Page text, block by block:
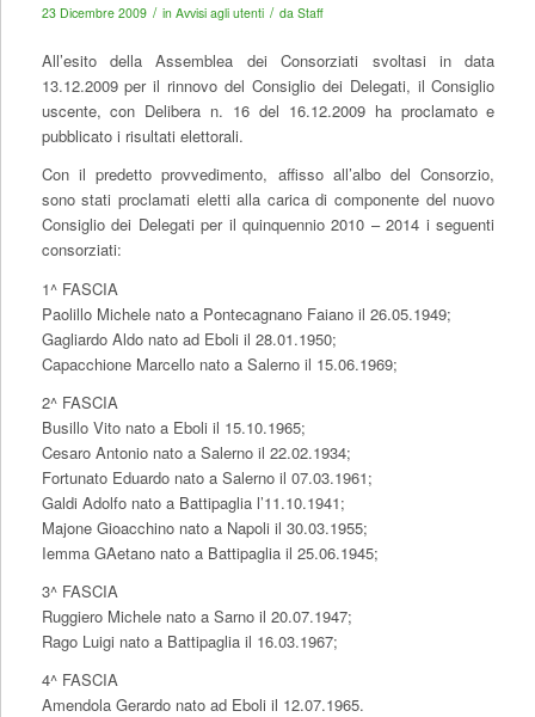
23 Dicembre 2009 / in Avvisi agli utenti / da Staff
All’esito della Assemblea dei Consorziati svoltasi in data
13.12.2009 per il rinnovo del Consiglio dei Delegati, il Consiglio
uscente, con Delibera n. 16 del 16.12.2009 ha proclamato e
pubblicato i risultati elettorali.
Con il predetto provvedimento, affisso all’albo del Consorzio,
sono stati proclamati eletti alla carica di componente del nuovo
Consiglio dei Delegati per il quinquennio 2010 – 2014 i seguenti
consorziati:
1^ FASCIA
Paolillo Michele nato a Pontecagnano Faiano il 26.05.1949;
Gagliardo Aldo nato ad Eboli il 28.01.1950;
Capacchione Marcello nato a Salerno il 15.06.1969;
2^ FASCIA
Busillo Vito nato a Eboli il 15.10.1965;
Cesaro Antonio nato a Salerno il 22.02.1934;
Fortunato Eduardo nato a Salerno il 07.03.1961;
Galdi Adolfo nato a Battipaglia l’11.10.1941;
Majone Gioacchino nato a Napoli il 30.03.1955;
Iemma GAetano nato a Battipaglia il 25.06.1945;
3^ FASCIA
Ruggiero Michele nato a Sarno il 20.07.1947;
Rago Luigi nato a Battipaglia il 16.03.1967;
4^ FASCIA
Amendola Gerardo nato ad Eboli il 12.07.1965.